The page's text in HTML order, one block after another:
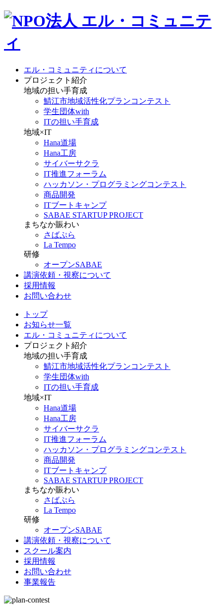
エル・コミュニティについて
プロジェクト紹介
地域の担い手育成
鯖江市地域活性化プランコンテスト
学生団体with
ITの担い手育成
地域×IT
Hana道場
Hana工房
サイバーサクラ
IT推進フォーラム
ハッカソン・プログラミングコンテスト
商品開発
ITブートキャンプ
SABAE STARTUP PROJECT
まちなか賑わい
さばぷら
La Tempo
研修
オープンSABAE
講演依頼・視察について
採用情報
お問い合わせ
トップ
お知らせ一覧
エル・コミュニティについて
プロジェクト紹介
地域の担い手育成
鯖江市地域活性化プランコンテスト
学生団体with
ITの担い手育成
地域×IT
Hana道場
Hana工房
サイバーサクラ
IT推進フォーラム
ハッカソン・プログラミングコンテスト
商品開発
ITブートキャンプ
SABAE STARTUP PROJECT
まちなか賑わい
さばぷら
La Tempo
研修
オープンSABAE
講演依頼・視察について
スクール案内
採用情報
お問い合わせ
事業報告